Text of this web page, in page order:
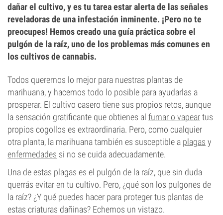
dañar el cultivo, y es tu tarea estar alerta de las señales
reveladoras de una infestación inminente. ¡Pero no te
preocupes! Hemos creado una guía práctica sobre el
pulgón de la raíz, uno de los problemas más comunes en
los cultivos de cannabis.
Todos queremos lo mejor para nuestras plantas de
marihuana, y hacemos todo lo posible para ayudarlas a
prosperar. El cultivo casero tiene sus propios retos, aunque
la sensación gratificante que obtienes al fumar o vapeartus
propios cogollos es extraordinaria. Pero, como cualquier
otra planta, la marihuana también es susceptible a plagas y
enfermedades si no se cuida adecuadamente.
Una de estas plagas es el pulgón de la raíz, que sin duda
querrás evitar en tu cultivo. Pero, ¿qué son los pulgones de
la raíz? ¿Y qué puedes hacer para proteger tus plantas de
estas criaturas dañinas? Echemos un vistazo.